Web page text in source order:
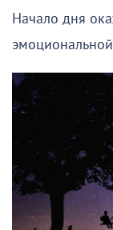
Начало дня